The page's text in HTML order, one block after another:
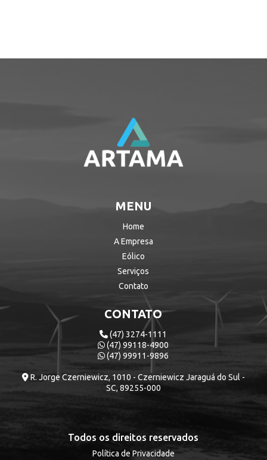
MENU
Home
A Empresa
Eólico
Serviços
Contato
CONTATO
(47) 3274-1111
(47) 99118-4900
(47) 99911-9896
R. Jorge Czerniewicz, 1010 - Czerniewicz Jaraguá do Sul -
SC, 89255-000
Todos os direitos reservados
Política de Privacidade